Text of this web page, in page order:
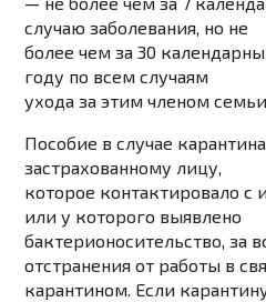
случаю заболевания, но не
более чем за 30
году по всем случаям
ухода за этим членом
Пособие в случае карантина
застрахованному лицу,
которое контактировало
или у которого выявлено
бактерионосительство, за
отстранения от работы в
карантином. Если